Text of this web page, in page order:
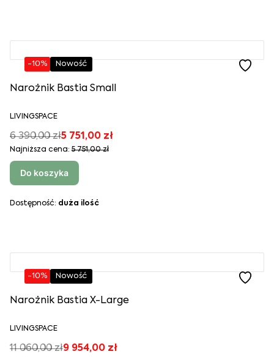
-10% Nowość
Narożnik Bastia Small
LIVINGSPACE
6 390,00 zł5 751,00 zł
Najniższa cena: 5 751,00 zł
Do koszyka
Dostępność: duża ilość
-10% Nowość
Narożnik Bastia X-Large
LIVINGSPACE
11 060,00 zł9 954,00 zł